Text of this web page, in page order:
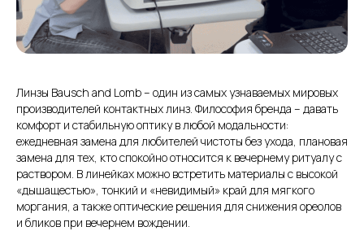
Линзы Bausch and Lomb – один из самых узнаваемых мировых
производителей контактных линз. Философия бренда – давать
комфорт и стабильную оптику в любой модальности:
ежедневная замена для любителей чистоты без ухода, плановая
замена для тех, кто спокойно относится к вечернему ритуалу с
раствором. В линейках можно встретить материалы с высокой
«дышащестью», тонкий и «невидимый» край для мягкого
моргания, а также оптические решения для снижения ореолов
и бликов при вечернем вождении.